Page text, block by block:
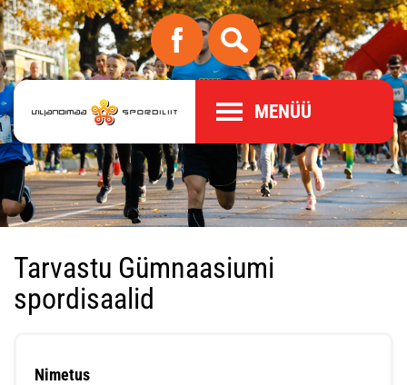
MENÜÜ
Tarvastu Gümnaasiumi
spordisaalid
Nimetus